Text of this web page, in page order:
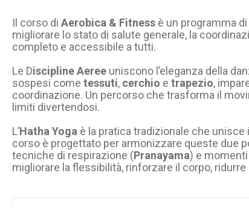
Il corso diAerobica & Fitness è un programma
migliorare lo stato di salute generale, la
completo e accessibile a tutti.
Le Discipline Aeree uniscono l’eleganza della
sospesi cometessuti, cerchio etrapezio,
coordinazione. Un percorso che trasforma il
limiti divertendosi.
L’Hatha Yoga è la pratica tradizionale che
corso è progettato per armonizzare queste due
tecniche di respirazione (Pranayama) e
migliorare la flessibilità, rinforzare il corpo,